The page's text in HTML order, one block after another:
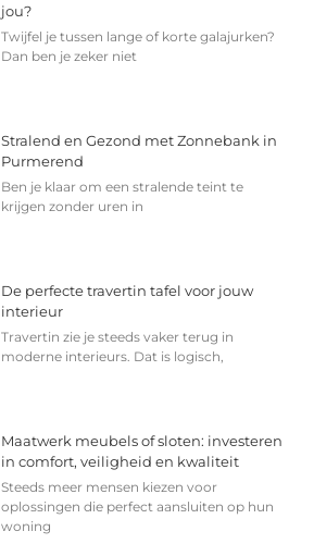
jou?
Twijfel je tussen lange of korte galajurken?
Dan ben je zeker niet
Stralend en Gezond met Zonnebank in
Purmerend
Ben je klaar om een stralende teint te
krijgen zonder uren in
De perfecte travertin tafel voor jouw
interieur
Travertin zie je steeds vaker terug in
moderne interieurs. Dat is logisch,
Maatwerk meubels of sloten: investeren
in comfort, veiligheid en kwaliteit
Steeds meer mensen kiezen voor
oplossingen die perfect aansluiten op hun
woning